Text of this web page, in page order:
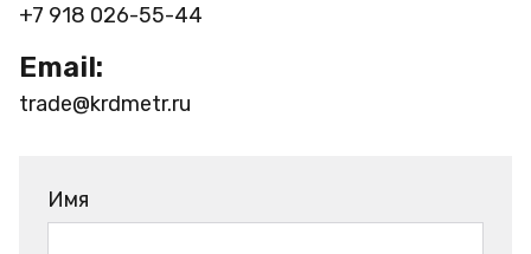
+7 918 026-55-44
Email:
trade@krdmetr.ru
Имя